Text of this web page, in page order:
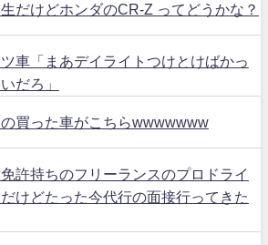
だけどホンダのCR-Z ってどうかな？
ツ車「まあデイライトつけとけばかっ
だろ」
の買った車がこちらwwwwwww
許持ちのフリーランスのプロドライ
けどたった今代行の面接行ってきた